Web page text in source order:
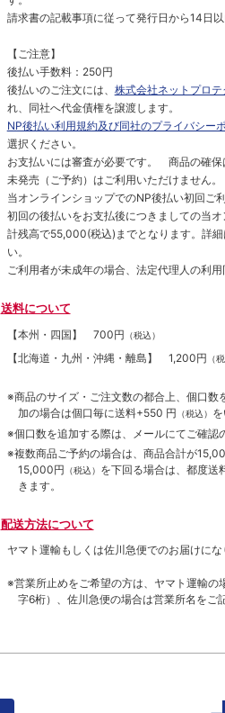
請求書の記載事項に従って発行日から14日以
【ご注意】
後払い手数料：250円
後払いのご注文には、 株式会社ネットプロ
れ、同社へ代金債権を譲渡します。
NP後払い利用規約及び同社のプライバシー
選択ください。
お支払いには審査が必要です。 商品の確保
未発売（ご予約）はご利用いただけません。
当オンラインショップでのNP後払い初回ご
初回の後払いをお支払後につきましての当
計残高で55,000(税込)までとなります。詳
い。
ご利用者が未成年の場合、法定代理人の利用
送料について
【本州・四国】 700円 （税込）
【北海道・九州・沖縄・離島】 1,200円 （
※商品のサイズ・ご注文数の都合上、個口数
加の場合は個口毎に送料+550 円 （税込）
※個口数を追加する際は、メールにてご確認
※複数商品ご予約の場合は、商品合計が
15,000円 （税込） を下回る場合は、都度送
きます。
配送方法について
ヤマト運輸もしくは佐川急便でのお届けにな
※営業所止めをご希望の方は、ヤマト運輸の
字6桁）、佐川急便の場合は営業所名をご